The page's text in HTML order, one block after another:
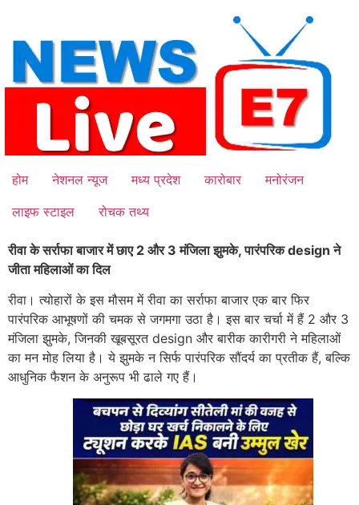
content
होम नेशनल न्यूज मध्य प्रदेश कारोबार
मनोरंजन
लाइफ स्टाइल
रोचक तथ्य
रीवा के सर्राफा बाजार में छाए 2 और 3 मंजिला झुमके, पारंपरिक design ने
जीता महिलाओं का दिल
रीवा। त्योहारों के इस मौसम में रीवा का सर्राफा बाजार एक बार फिर
पारंपरिक आभूषणों की चमक से जगमगा उठा है। इस बार चर्चा में हैं 2 और 3
मंजिला झुमके, जिनकी खूबसूरत design और बारीक कारीगरी ने महिलाओं
का मन मोह लिया है। ये झुमके न सिर्फ पारंपरिक सौंदर्य का प्रतीक हैं, बल्कि
आधुनिक फैशन के अनुरूप भी ढाले गए हैं।